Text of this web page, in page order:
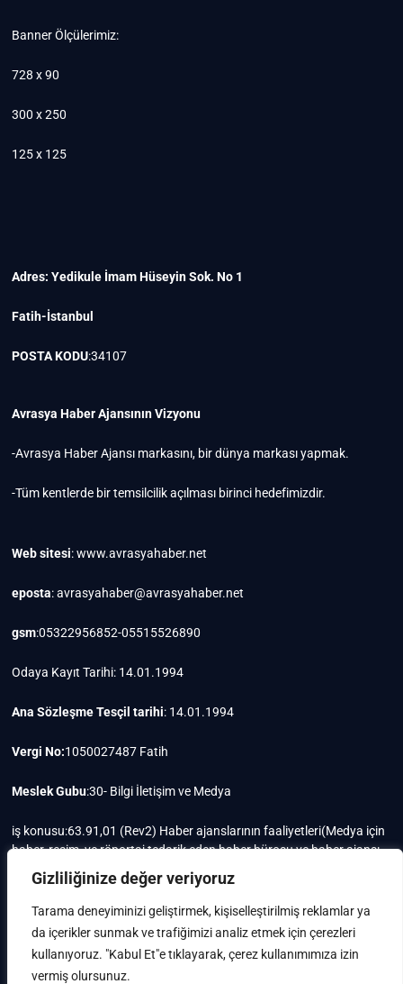
Gizliliğinize değer veriyoruz
Tarama deneyiminizi geliştirmek, kişiselleştirilmiş reklamlar ya
da içerikler sunmak ve trafiğimizi analiz etmek için çerezleri
kullanıyoruz. "Kabul Et"e tıklayarak, çerez kullanımımıza izin
vermiş olursunuz.
Banner Ölçülerimiz:
728 x 90
300 x 250
125 x 125
Adres: Yedikule İmam Hüseyin Sok. No 1
Fatih-İstanbul
POSTA KODU:34107
Avrasya Haber Ajansının Vizyonu
-Avrasya Haber Ajansı markasını, bir dünya markası yapmak.
-Tüm kentlerde bir temsilcilik açılması birinci hedefimizdir.
Web sitesi: www.avrasyahaber.net
eposta: avrasyahaber@avrasyahaber.net
gsm:05322956852-05515526890
Odaya Kayıt Tarihi: 14.01.1994
Ana Sözleşme Tesçil tarihi: 14.01.1994
Vergi No:1050027487 Fatih
Meslek Gubu:30- Bilgi İletişim ve Medya
iş konusu:63.91,01 (Rev2) Haber ajanslarının faaliyetleri(Medya için
haber, resim, ve röportaj tedarik eden haber bürosu ve haber ajansı
faaliyetleri)iştigal konusu ile ilgili olarak fotoğrafçılık, filimcilik,
yayıncılık, prodöktörlük, reklamcılık işleri ile Ana sözleşmede yazılı
olan diğer işleri yapar.
Mersis No: 0105002748700015